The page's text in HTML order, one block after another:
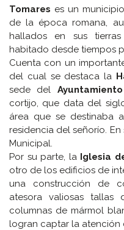
Tomares es un
de la época romana,
hallados en sus
habitado desde tiempos
Cuenta con un
del cual se destaca la
sede del
cortijo, que data del
área que se destinaba
residencia del señorío.
Municipal.
Por su parte, la Iglesia
otro de los edificios de
una construcción de
atesora valiosas tallas
columnas de mármol
logran captar la atención